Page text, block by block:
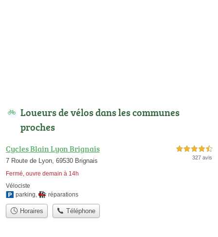
Loueurs de vélos dans les communes
proches
Cycles Blain Lyon Brignais
7 Route de Lyon, 69530 Brignais
Fermé, ouvre demain à 14h
4,5 étoiles sur 5
327 avis
Vélociste
parking, réparations
Horaires Téléphone